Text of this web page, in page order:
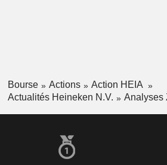
Bourse Actions
Action HEIA
Actualités Heineken N.V.
Analyses